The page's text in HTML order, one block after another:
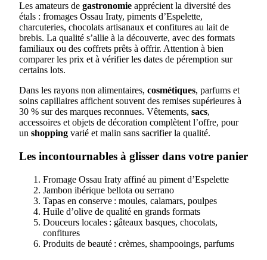
Les amateurs de gastronomie apprécient la diversité des
étals : fromages Ossau Iraty, piments d’Espelette,
charcuteries, chocolats artisanaux et confitures au lait de
brebis. La qualité s’allie à la découverte, avec des formats
familiaux ou des coffrets prêts à offrir. Attention à bien
comparer les prix et à vérifier les dates de péremption sur
certains lots.
Dans les rayons non alimentaires, cosmétiques, parfums et
soins capillaires affichent souvent des remises supérieures à
30 % sur des marques reconnues. Vêtements, sacs,
accessoires et objets de décoration complètent l’offre, pour
un shopping varié et malin sans sacrifier la qualité.
Les incontournables à glisser dans votre panier
Fromage Ossau Iraty affiné au piment d’Espelette
Jambon ibérique bellota ou serrano
Tapas en conserve : moules, calamars, poulpes
Huile d’olive de qualité en grands formats
Douceurs locales : gâteaux basques, chocolats,
confitures
Produits de beauté : crèmes, shampooings, parfums